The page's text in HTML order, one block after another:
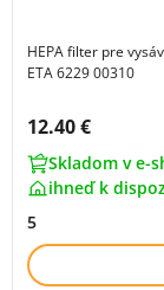
HEPA filter pre
ETA 6229 00310
Cena s DPH:
12.40 €
Skladom v e-
ihneď k
5